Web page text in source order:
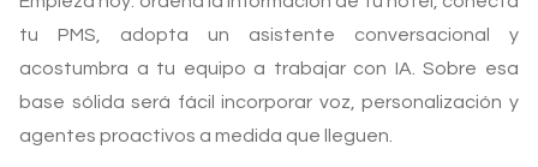
tu PMS, adopta un asistente conversacional y
acostumbra a tu equipo a trabajar con IA. Sobre esa
base sólida será fácil incorporar voz, personalización y
agentes proactivos a medida que lleguen.